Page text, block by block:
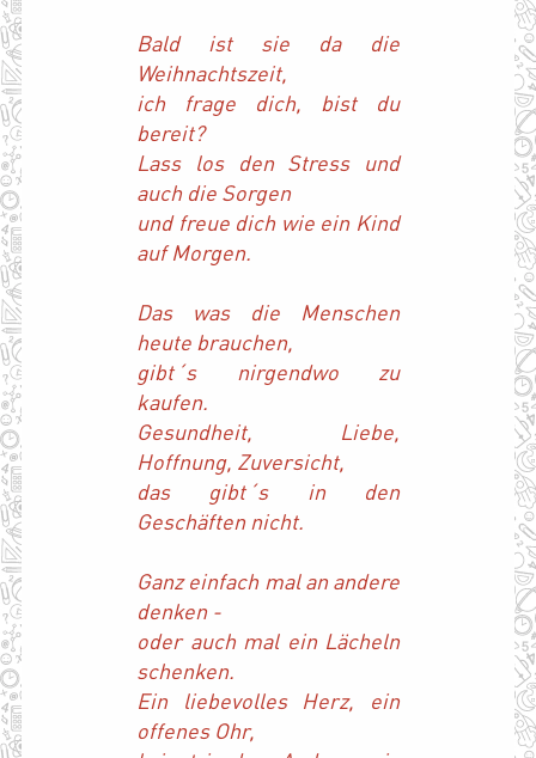
Bald ist sie da die
Weihnachtszeit,
ich frage dich, bist du
bereit?
Lass los den Stress und
auch die Sorgen
und freue dich wie ein Kind
auf Morgen.
Das was die Menschen
heute brauchen,
gibt´s nirgendwo zu
kaufen.
Gesundheit, Liebe,
Hoffnung, Zuversicht,
das gibt´s in den
Geschäften nicht.
Ganz einfach mal an andere
denken -
oder auch mal ein Lächeln
schenken.
Ein liebevolles Herz, ein
offenes Ohr,